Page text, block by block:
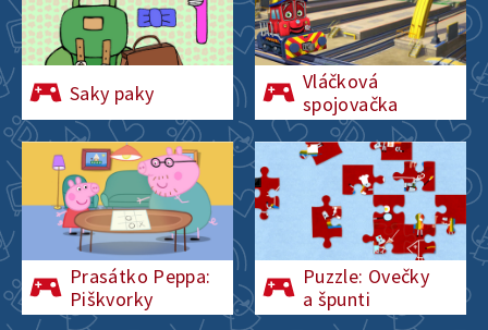
Saky paky
Vláčková
spojovačka
Prasátko Peppa:
Piškvorky
Puzzle: Ovečky
a špunti